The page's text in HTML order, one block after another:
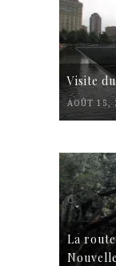
Visite
AOÛT 15,
La